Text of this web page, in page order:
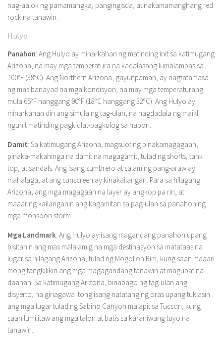
nag-aalok ng pamamangka, pangingisda, at nakamamanghang red
rock na tanawin.
Hulyo
Panahon: Ang Hulyo ay minarkahan ng matinding init sa katimugang
Arizona, na may mga temperatura na kadalasang lumalampas sa
100°F (38°C). Ang Northern Arizona, gayunpaman, ay nagtatamasa
ng mas banayad na mga kondisyon, na may mga temperaturang
mula 65°F hanggang 90°F (18°C hanggang 32°C). Ang Hulyo ay
minarkahan din ang simula ng tag-ulan, na nagdadala ng maikli
ngunit matinding pagkidlat-pagkulog sa hapon.
Damit: Sa katimugang Arizona, magsuot ng pinakamagagaan,
pinaka-makahinga na damit na magagamit, tulad ng shorts, tank
top, at sandals. Ang isang sumbrero at salaming pang-araw ay
mahalaga, at ang sunscreen ay kinakailangan. Para sa hilagang
Arizona, ang mga magagaan na layer ay angkop pa rin, at
maaaring kailanganin ang kagamitan sa pag-ulan sa panahon ng
mga monsoon storm.
Mga Landmark: Ang Hulyo ay isang magandang panahon upang
bisitahin ang mas malalamig na mga destinasyon sa matataas na
lugar sa hilagang Arizona, tulad ng Mogollon Rim, kung saan maaari
mong tangkilikin ang mga magagandang tanawin at magubat na
daanan. Sa katimugang Arizona, binabago ng tag-ulan ang
disyerto, na ginagawa itong isang natatanging oras upang tuklasin
ang mga lugar tulad ng Sabino Canyon malapit sa Tucson, kung
saan lumilitaw ang mga talon at batis sa karaniwang tuyo na
tanawin.